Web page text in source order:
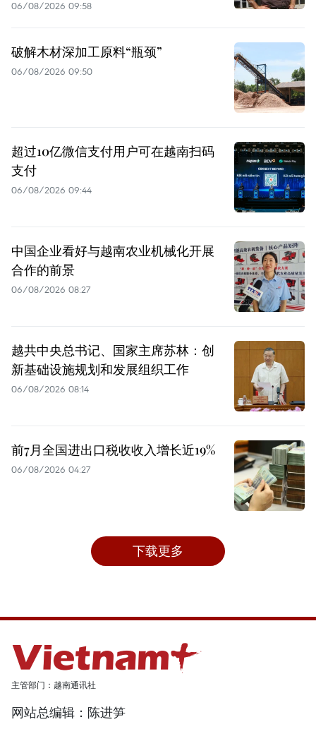
06/08/2026 09:58
破解木材深加工原料“瓶颈”
06/08/2026 09:50
超过10亿微信支付用户可在越南扫码
支付
06/08/2026 09:44
中国企业看好与越南农业机械化开展
合作的前景
06/08/2026 08:27
越共中央总书记、国家主席苏林：创
新基础设施规划和发展组织工作
06/08/2026 08:14
前7月全国进出口税收收入增长近19%
06/08/2026 04:27
下载更多
主管部门：越南通讯社
网站总编辑：陈进笋